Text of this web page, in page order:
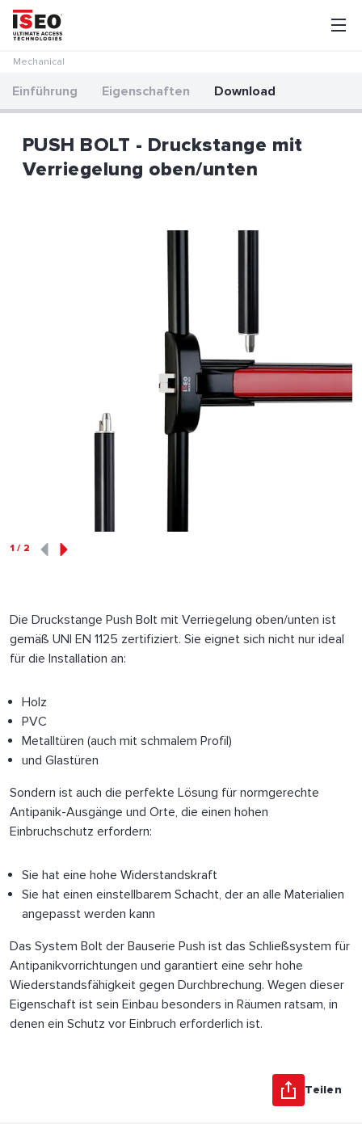
Mechanical
Einführung Eigenschaften Download
PUSH BOLT - Druckstange mit
Verriegelung oben/unten
1 / 2
Die Druckstange Push Bolt mit Verriegelung oben/unten ist
gemäß UNI EN 1125 zertifiziert. Sie eignet sich nicht nur ideal
für die Installation an:
Holz
PVC
Metalltüren (auch mit schmalem Profil)
und Glastüren
Sondern ist auch die perfekte Lösung für normgerechte
Antipanik-Ausgänge und Orte, die einen hohen
Einbruchschutz erfordern:
Sie hat eine hohe Widerstandskraft
Sie hat einen einstellbarem Schacht, der an alle Materialien
angepasst werden kann
Das System Bolt der Bauserie Push ist das Schließsystem für
Antipanikvorrichtungen und garantiert eine sehr hohe
Wiederstandsfähigkeit gegen Durchbrechung. Wegen dieser
Eigenschaft ist sein Einbau besonders in Räumen ratsam, in
denen ein Schutz vor Einbruch erforderlich ist.
Teilen